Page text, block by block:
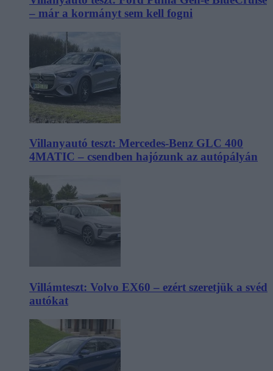
– már a kormányt sem kell fogni
Villanyautó teszt: Mercedes-Benz GLC 400
4MATIC – csendben hajózunk az autópályán
Villámteszt: Volvo EX60 – ezért szeretjük a svéd
autókat